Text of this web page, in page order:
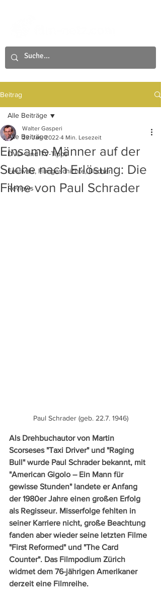
Beitrag
Alle Beiträge
DVD- und TV-Tipps
Festivals, Filmgeschichte, Bücher
Reviews
Alle Beiträge
Einsame Männer auf der
Suche nach Erlösung: Die
Filme von Paul Schrader
Walter Gasperi
23. Jan. 2022 4 Min. Lesezeit
Paul Schrader (geb. 22.7. 1946)
Als Drehbuchautor von Martin
Scorseses "Taxi Driver" und "Raging
Bull" wurde Paul Schrader bekannt, mit
"American Gigolo – Ein Mann für
gewisse Stunden" landete er Anfang
der 1980er Jahre einen großen Erfolg
als Regisseur. Misserfolge fehlten in
seiner Karriere nicht, große Beachtung
fanden aber wieder seine letzten Filme
"First Reformed" und "The Card
Counter". Das Filmpodium Zürich
widmet dem 76-jährigen Amerikaner
derzeit eine Filmreihe.